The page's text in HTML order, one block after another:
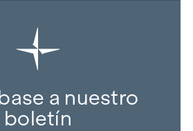
a nuestro
boletín